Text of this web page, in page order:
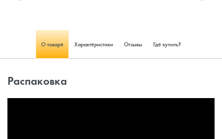
О товаре Характеристики Отзывы Где купить?
Распаковка